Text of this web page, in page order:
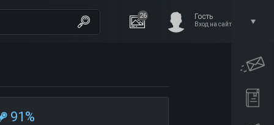
26 Гость
Вход на сайт
91%